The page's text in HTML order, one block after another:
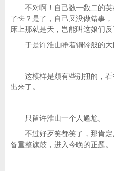
——不对啊！自己数一数二的英
了怯？是了，自己又没做错事
床上那就是天，岂能叫这娘们反
于是许淮山睁着铜铃般的大
这模样是颇有些别扭的，看
出来了。
只留许淮山一个人尴尬。
不过好歹笑都笑了，那肯定
备重整旗鼓，进入今晚的正题。